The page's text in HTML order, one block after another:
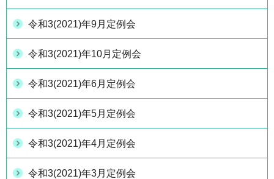
令和3(2021)年9月定例会
令和3(2021)年10月定例会
令和3(2021)年6月定例会
令和3(2021)年5月定例会
令和3(2021)年4月定例会
令和3(2021)年3月定例会